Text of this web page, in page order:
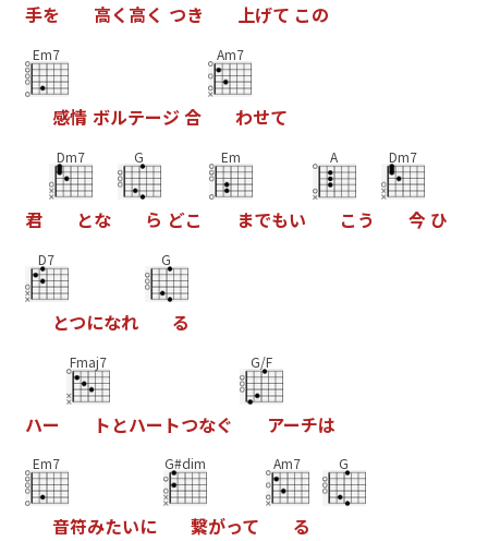
手を 高く 高く つき 上げて この
Em7
感情 ボルテージ合
Am7
わせて
君
Dm7
とな
G
ら どこ
Em
までもい
A
こ う
Dm7
今 ひ
D7
とつになれ
G
る
ハー
Fmaj7
ト とハー トつなぐ
G/F
アーチは
Em7
音符みたいに
G#dim
繋がって
Am7
る
G